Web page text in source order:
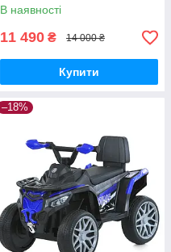
5852EBLR 2мотори35W,
1акум12V9AH, причеп, TF,
USB, EVA,шкiра
В наявності
11 490 ₴ 14 000 ₴
Купити
–18%